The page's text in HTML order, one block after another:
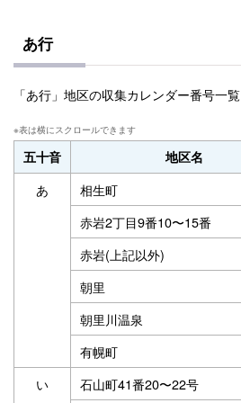
あ行
「あ行」地区の収集カレンダー番号一覧
五十音 地区名
あ 相生町
赤岩2丁目9番10〜15番
赤岩(上記以外)
朝里
朝里川温泉
有幌町
い
石山町41番20〜22号